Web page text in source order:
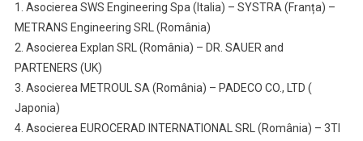
1. Asocierea SWS Engineering Spa (Italia) – SYSTRA (Franța) –
METRANS Engineering SRL (România)
2. Asocierea Explan SRL (România) – DR. SAUER and
PARTENERS (UK)
3. Asocierea METROUL SA (România) – PADECO CO., LTD (
Japonia)
4. Asocierea EUROCERAD INTERNATIONAL SRL (România) – 3TI